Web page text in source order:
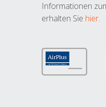
Informationen
erhalten Sie hier.